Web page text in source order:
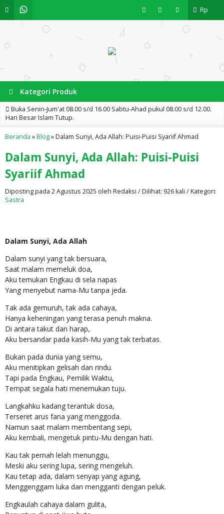
Rp
Kategori Produk
Buka Senin-Jum'at 08.00 s/d 16.00 Sabtu-Ahad pukul 08.00 s/d 12.00.
Hari Besar Islam Tutup.
Beranda »Blog»Dalam Sunyi, Ada Allah: Puisi-Puisi Syariif Ahmad
Dalam Sunyi, Ada Allah: Puisi-Puisi
Syariif Ahmad
Diposting pada 2 Agustus 2025 oleh Redaksi / Dilihat: 926 kali / Kategori:
Sastra
Dalam Sunyi, Ada Allah
Dalam sunyi yang tak bersuara,
Saat malam memeluk doa,
Aku temukan Engkau di sela napas
Yang menyebut nama-Mu tanpa jeda.
Tak ada gemuruh, tak ada cahaya,
Hanya keheningan yang terasa penuh makna.
Di antara takut dan harap,
Aku bersandar pada kasih-Mu yang tak terbatas.
Bukan pada dunia yang semu,
Aku menitipkan gelisah dan rindu.
Tapi pada Engkau, Pemilik Waktu,
Tempat segala hati menemukan tuju.
Langkahku kadang terantuk dosa,
Terseret arus fana yang menggoda.
Namun saat malam membentang sepi,
Aku kembali, mengetuk pintu-Mu dengan hati.
Kau tak pernah lelah menunggu,
Meski aku sering lupa, sering mengeluh.
Kau tetap ada, dalam senyap yang agung,
Menggenggam luka dan mengganti dengan peluk.
Engkaulah cahaya dalam gulita,